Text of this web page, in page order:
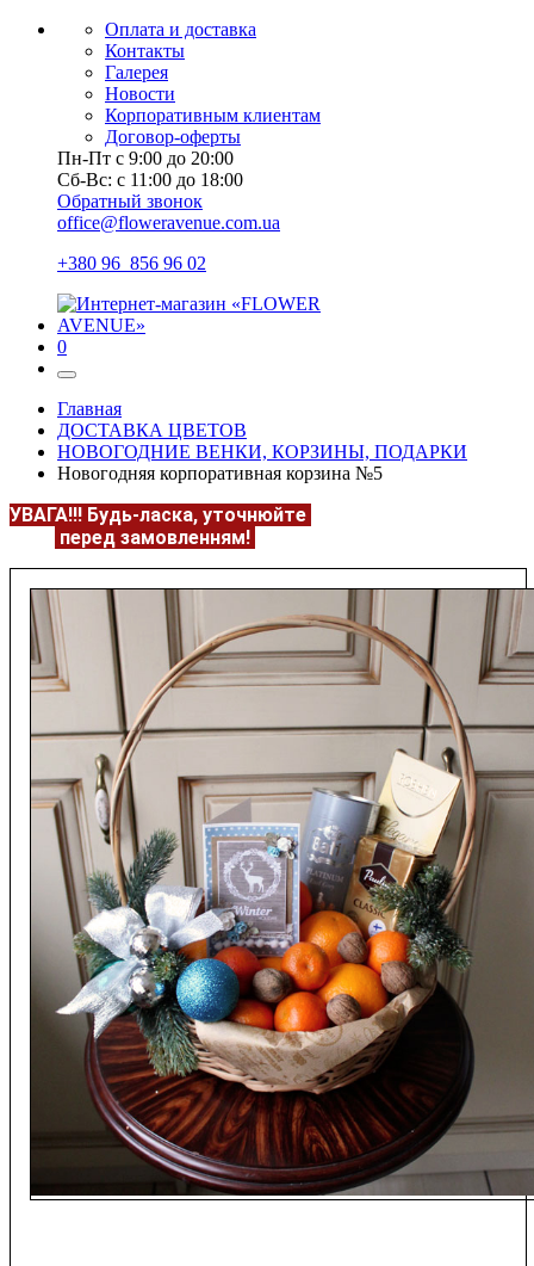
Оплата и доставка
Контакты
Галерея
Новости
Корпоративным клиентам
Договор-оферты
Пн-Пт с 9:00 до 20:00
Сб-Вс: с 11:00 до 18:00
Обратный звонок
office@floweravenue.com.ua
+380 96 856 96 02
0
Главная
ДОСТАВКА ЦВЕТОВ
НОВОГОДНИЕ ВЕНКИ, КОРЗИНЫ, ПОДАРКИ
Новогодняя корпоративная корзина №5
УВАГА!!! Будь-ласка, уточнюйте
перед замовленням!